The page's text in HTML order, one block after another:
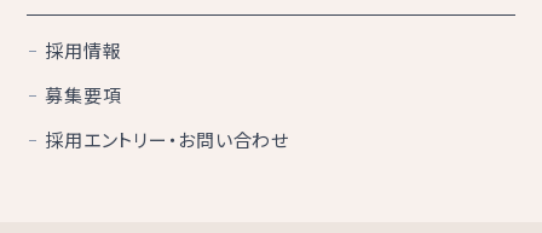
採用情報
募集要項
採用エントリー・お問い合わせ